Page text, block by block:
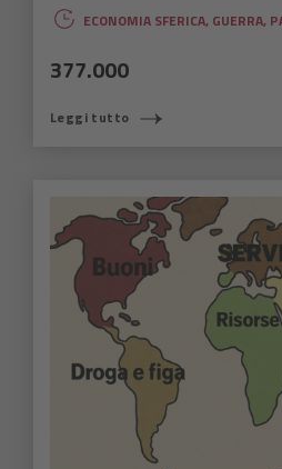
ECONOMIA SFERICA, GUERRA,
377.000
Leggi tutto